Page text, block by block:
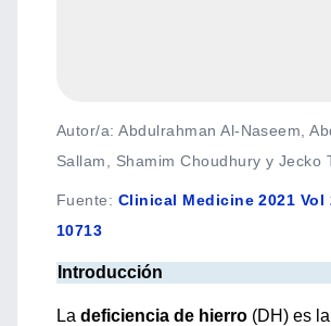
Autor/a: Abdulrahman Al-Naseem,
Sallam, Shamim Choudhury y Jecko
Fuente: Clinical Medicine 2021 Vol
10713
Introducción
La deficiencia de hierro (DH) es